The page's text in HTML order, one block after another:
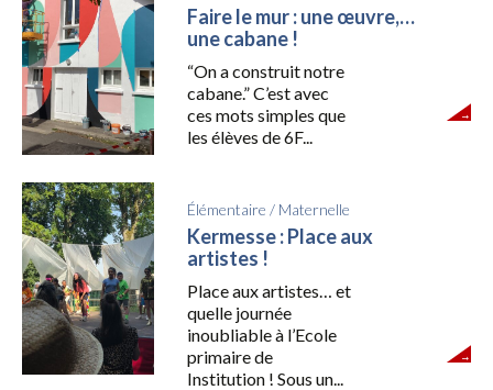
Faire le mur : une œuvre,…
une cabane !
“On a construit notre
cabane.” C’est avec
ces mots simples que
les élèves de 6F...
Élémentaire / Maternelle
Kermesse : Place aux
artistes !
Place aux artistes… et
quelle journée
inoubliable à l’Ecole
primaire de
Institution ! Sous un...